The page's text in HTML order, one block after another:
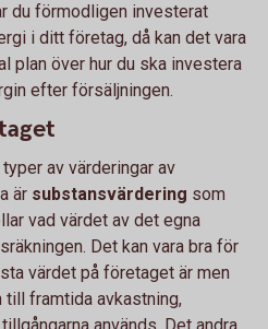
du förmodligen investerat
i ditt företag, då kan det vara
plan över hur du ska investera
efter försäljningen.
av värderingar av
är substansvärdering som
vad värdet av det egna
Det kan vara bra för
värdet på företaget är men
till framtida avkastning,